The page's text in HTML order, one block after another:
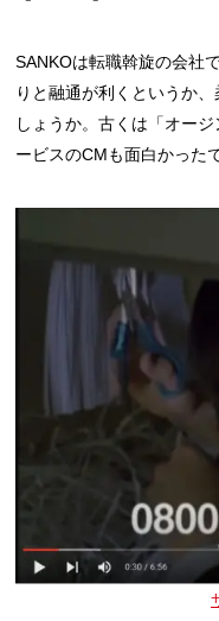
SANKOは転職斡旋の会社
りと融通が利くというか
しょうか。古くは「オー
ービスのCMも面白かった